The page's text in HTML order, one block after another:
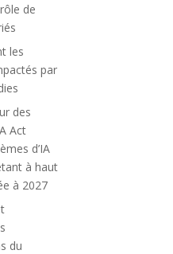
de
les
par
des
Act
d’IA
à haut
à 2027
du